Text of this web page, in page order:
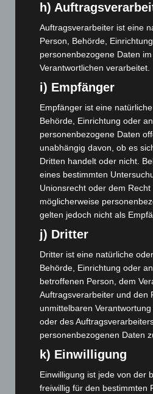
August 2024
(107)
Juli 2024
(89)
Juni 2024(107)
Mai 2024(149)
April 2024(102)
März 2024(103)
Februar 2024(103)
Januar 2024(111)
Dezember 2023(130)
November 2023(130)
Oktober 2023(114)
September 2023(133)
August 2023(134)
Juli 2023(118)
Juni 2023(142)
Mai 2023(139)
April 2023(155)
März 2023(174)
Januar 2023
Dezember 2022(130)
h)
Auftragsverarbeiter ist eine
Person, Behörde,
personenbezogene Daten
Verantwortlichen verarbeitet.
i) Empfänger
Empfänger ist eine
Behörde, Einrichtung oder
personenbezogene Daten
unabhängig davon, ob es
Dritten handelt oder nicht.
eines bestimmten
Unionsrecht oder dem
möglicherweise
gelten jedoch nicht als
j) Dritter
Dritter ist eine natürliche
Behörde, Einrichtung oder
betroffenen Person, dem
Auftragsverarbeiter und den
unmittelbaren
oder des
personenbezogenen Daten
k) Einwilligung
Einwilligung ist jede von der
freiwillig für den bestimmten